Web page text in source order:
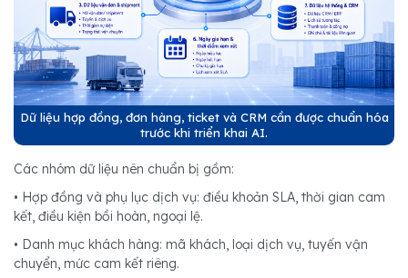
Dữ liệu hợp đồng, đơn hàng, ticket và CRM cần được chuẩn hóa
trước khi triển khai AI.
Các nhóm dữ liệu nên chuẩn bị gồm:
• Hợp đồng và phụ lục dịch vụ: điều khoản SLA, thời gian cam
kết, điều kiện bồi hoàn, ngoại lệ.
• Danh mục khách hàng: mã khách, loại dịch vụ, tuyến vận
chuyển, mức cam kết riêng.